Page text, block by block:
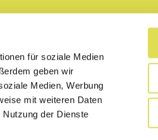
für soziale Medien
geben wir
Medien, Werbung
mit weiteren Daten
der Dienste